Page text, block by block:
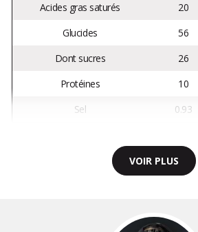
Acides gras saturés
20
Glucides
56
Dont sucres
26
Protéines
10
Sel
0.93
VOIR PLUS